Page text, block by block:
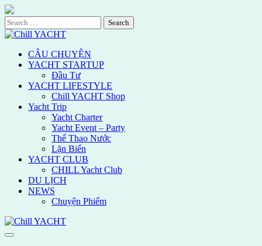
Skip
to
content
Search
for:
CÂU CHUYỆN
YACHT STARTUP
Đầu Tư
YACHT LIFESTYLE
Chill YACHT Shop
Yacht Trip
Yacht Charter
Yacht Event – Party
Thể Thao Nước
Lặn Biển
YACHT CLUB
CHILL Yacht Club
DU LỊCH
NEWS
Chuyện Phiếm